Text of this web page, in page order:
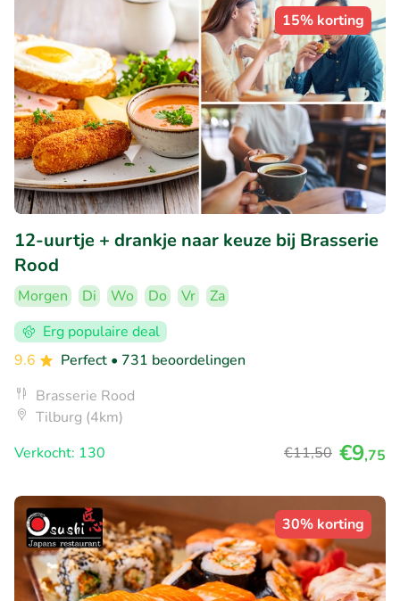
15% korting
12-uurtje + drankje naar keuze bij Brasserie
Rood
Morgen Di Wo Do Vr
Za
Erg populaire deal
9.6
Perfect • 731 beoordelingen
Brasserie Rood
Tilburg (4km)
Verkocht: 130
€11,50 €9,75
30% korting